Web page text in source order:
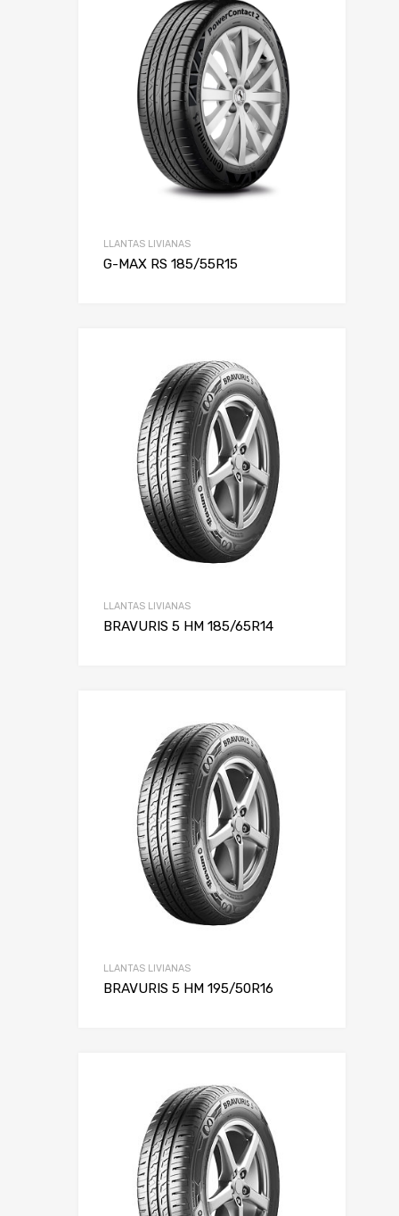
LLANTAS LIVIANAS
G-MAX RS 185/55R15
LLANTAS LIVIANAS
BRAVURIS 5 HM 185/65R14
LLANTAS LIVIANAS
BRAVURIS 5 HM 195/50R16